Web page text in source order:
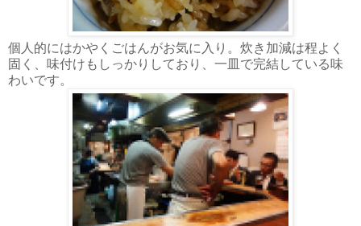
個人的にはかやくごはんがお気に入り。炊き加減は程よく
固く、味付けもしっかりしており、一皿で完結している味
わいです。